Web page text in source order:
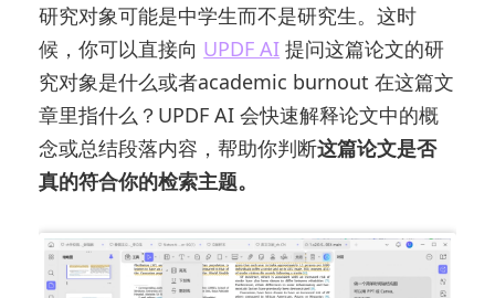
研究对象可能是中学生而不是研究生。这时
候，你可以直接向 UPDF AI 提问这篇论文的研
究对象是什么或者academic burnout 在这篇文
章里指什么？UPDF AI 会快速解释论文中的概
念或总结段落内容，帮助你判断这篇论文是否
真的符合你的检索主题。